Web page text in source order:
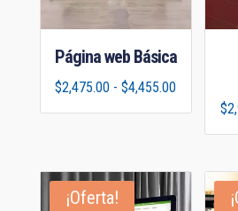
Página web Básica
$2,475.00 - $4,455.00
de
precios:
$2,475.00
hasta
$
¡Oferta!